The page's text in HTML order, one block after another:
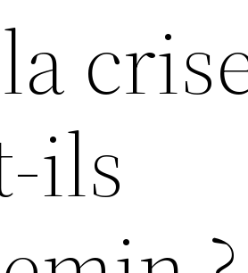
ils